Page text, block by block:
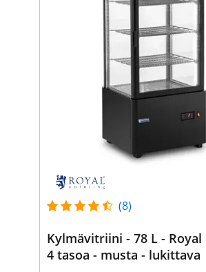
(8)
Kylmävitriini - 78 L - Royal
4 tasoa - musta - lukittava